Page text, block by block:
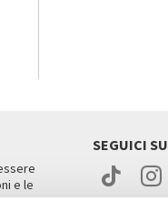
e le
SEGUICI SU